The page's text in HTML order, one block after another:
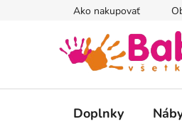
Ako nakupovať
Doplnky